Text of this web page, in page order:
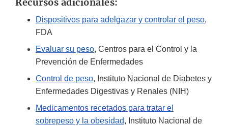
Recursos adicionales:
Dispositivos para adelgazar y controlar el peso,
FDA
Evaluar su peso, Centros para el Control y la
Prevención de Enfermedades
Control de peso, Instituto Nacional de Diabetes y
Enfermedades Digestivas y Renales (NIH)
Medicamentos recetados para tratar el
sobrepeso y la obesidad, Instituto Nacional de